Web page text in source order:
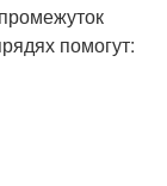
помогут: